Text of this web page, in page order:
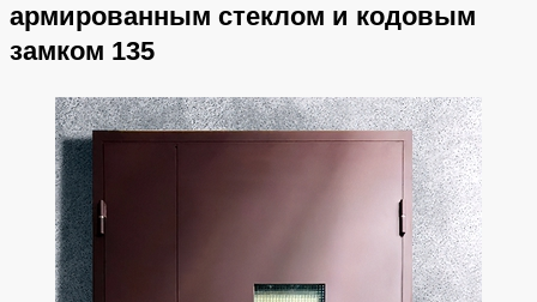
армированным стеклом и кодовым
замком 135